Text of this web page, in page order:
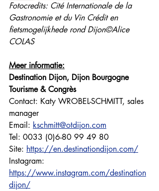
Fotocredits: Cité Internationale de la
Gastronomie et du Vin Crédit en
fietsmogelijkhede rond Dijon©Alice
COLAS
Meer informatie:
Destination Dijon, Dijon Bourgogne
Tourisme & Congrès
Contact: Katy WROBEL-SCHMITT, sales
manager
Email: kschmitt@otdijon.com
Tel: 0033 (0)6-80 99 49 80
Site: https://en.destinationdijon.com/
Instagram:
https://www.instagram.com/destination
dijon/